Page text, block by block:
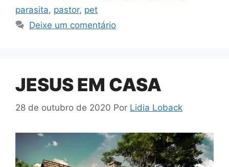
parasita, pastor, pet
Deixe um comentário
JESUS EM CASA
28 de outubro de 2020 Por Lidia Loback